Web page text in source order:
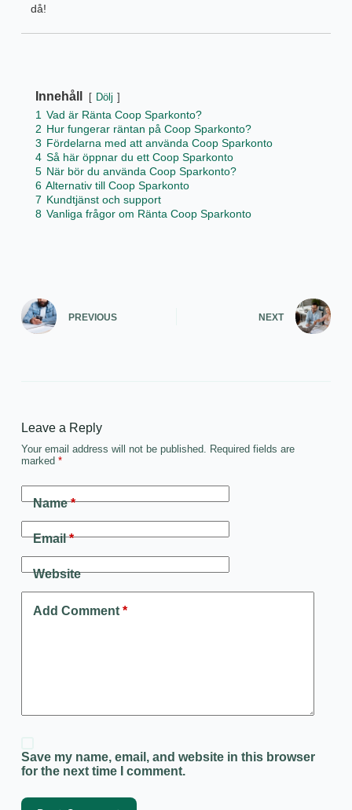
då!
Innehåll Dölj
1 Vad är Ränta Coop Sparkonto?
2 Hur fungerar räntan på Coop Sparkonto?
3 Fördelarna med att använda Coop Sparkonto
4 Så här öppnar du ett Coop Sparkonto
5 När bör du använda Coop Sparkonto?
6 Alternativ till Coop Sparkonto
7 Kundtjänst och support
8 Vanliga frågor om Ränta Coop Sparkonto
PREVIOUS NEXT
Leave a Reply
Your email address will not be published. Required fields are
marked *
Name*
Email*
Website
Add Comment*
Save my name, email, and website in this browser
for the next time I comment.